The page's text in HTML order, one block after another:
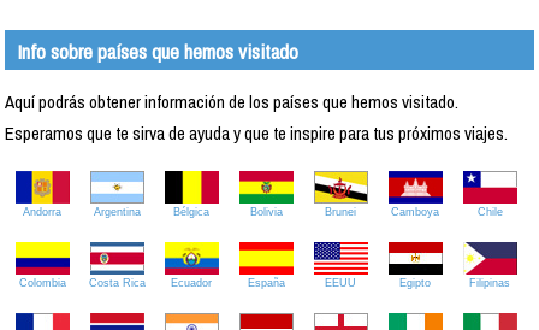
Info sobre países que hemos visitado
Aquí podrás obtener información de los países que hemos visitado.
Esperamos que te sirva de ayuda y que te inspire para tus próximos viajes.
Andorra Argentina Bélgica Bolivia Brunei Camboya Chile
Colombia Costa Rica Ecuador España EEUU Egipto Filipinas